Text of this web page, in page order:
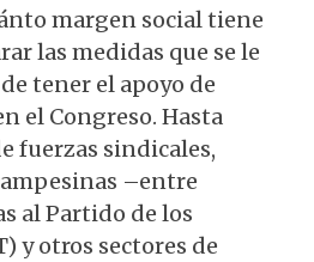
margen social tiene
las medidas que se le
tener el apoyo de
el Congreso. Has­ta
fuerzas sindicales,
–entre
al Partido de los
y otros sectores de